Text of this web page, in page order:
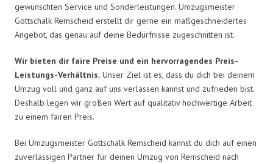
gewünschten Service und Sonderleistungen. Umzugsmeister
Gottschalk Remscheid erstellt dir gerne ein maßgeschneidertes
Angebot, das genau auf deine Bedürfnisse zugeschnitten ist.
Wir bieten dir faire Preise und ein hervorragendes Preis-
Leistungs-Verhältnis. Unser Ziel ist es, dass du dich bei deinem
Umzug voll und ganz auf uns verlassen kannst und zufrieden bist.
Deshalb legen wir großen Wert auf qualitativ hochwertige Arbeit
zu einem fairen Preis.
Bei Umzugsmeister Gottschalk Remscheid kannst du dich auf einen
zuverlässigen Partner für deinen Umzug von Remscheid nach